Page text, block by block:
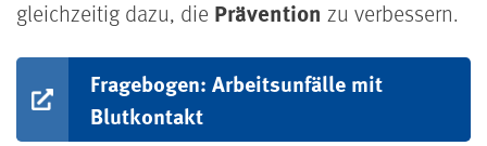
gleichzeitig dazu, die Prävention zu verbessern.
Fragebogen: Arbeitsunfälle mit
Blutkontakt